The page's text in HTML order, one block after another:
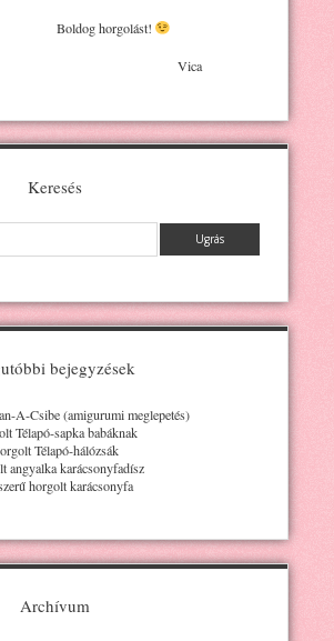
Keresés
bejegyzések
A-Csibe (amigurumi meglepetés)
Télapó-sapka babáknak
Télapó-hálózsák
angyalka karácsonyfadísz
horgolt karácsonyfa
Archívum